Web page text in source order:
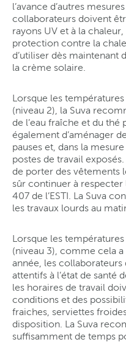
l’avance d’autres
collaborateurs doivent
rayons UV et à la
protection contre la
d’utiliser dès maintenant
la crème solaire.
Lorsque les
(niveau 2), la Suva
de l’eau fraîche et du thé
également d’aménager
pauses et, dans la
postes de travail
de porter des vêtements
sûr continuer à
407 de l’ESTI. La Suva
les travaux lourds au
Lorsque les
(niveau 3), comme cela
année, les
attentifs à l’état de santé
les horaires de travail
conditions et des
fraiches, serviettes
disposition. La Suva
suffisamment de temps